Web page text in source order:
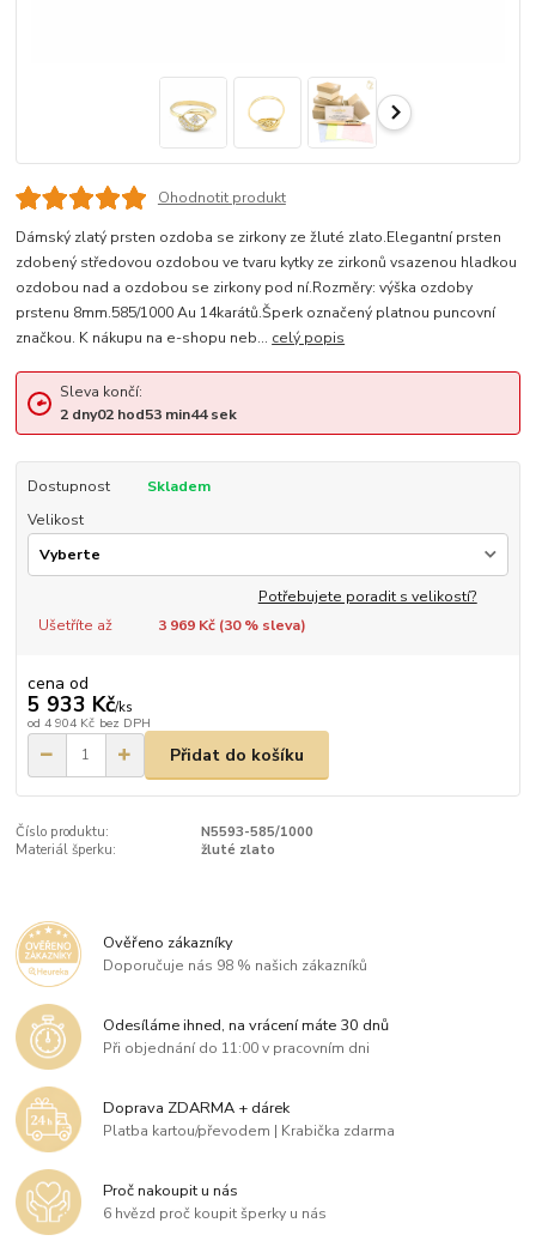
Ohodnotit produkt
Dámský zlatý prsten ozdoba se zirkony ze žluté zlato.Elegantní prsten
zdobený středovou ozdobou ve tvaru kytky ze zirkonů vsazenou hladkou
ozdobou nad a ozdobou se zirkony pod ní.Rozměry: výška ozdoby
prstenu 8mm.585/1000 Au 14karátů.Šperk označený platnou puncovní
značkou. K nákupu na e-shopu neb... celý popis
Sleva končí:
2 dny02hod53min43sek
Dostupnost
Skladem
Velikost
Potřebujete poradit s velikostí?
Ušetříte až
3 969 Kč (30% sleva)
cena od
5 933 Kč/ks
od 4 904 Kč bez DPH
Přidat do košíku
Číslo produktu:
N5593-585/1000
Materiál šperku:
žluté zlato
Ověřeno zákazníky
Doporučuje nás 98 % našich zákazníků
Odesíláme ihned, na vrácení máte 30 dnů
Při objednání do 11:00 v pracovním dni
Doprava ZDARMA + dárek
Platba kartou/převodem | Krabička zdarma
Proč nakoupit u nás
6 hvězd proč koupit šperky u nás